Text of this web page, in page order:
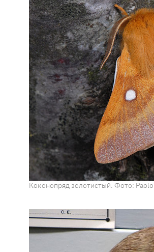
Коконопряд золотистый. Фото: Paolo